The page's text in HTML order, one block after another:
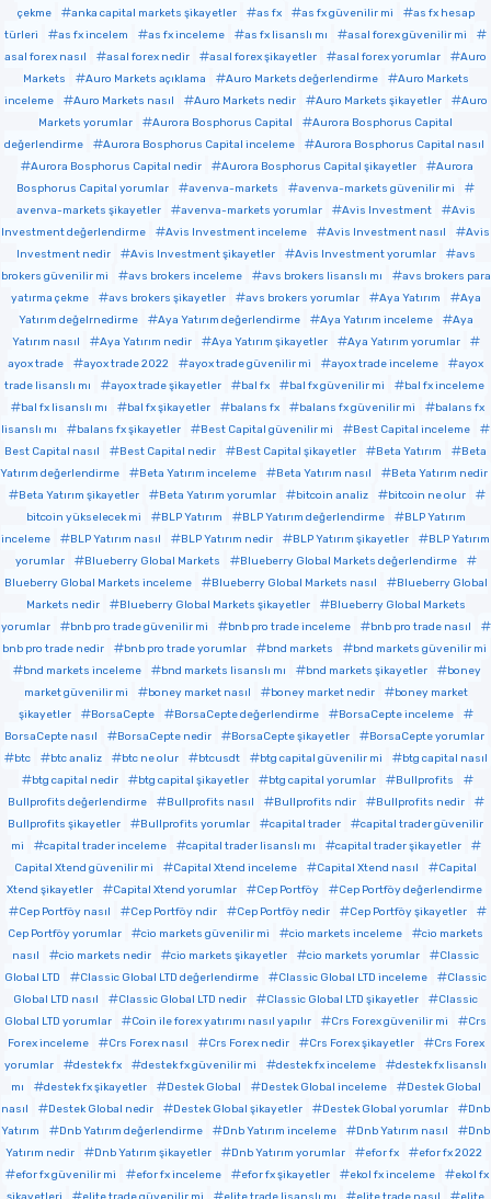
çekme
anka capital markets şikayetler as fx as fx güvenilir mi
as fx hesap
türleri
as fx incelem as fx inceleme as fx lisanslı mı
asal forex güvenilir mi
asal forex nasıl
asal forex nedir asal forex şikayetler asal forex yorumlar
Auro
Markets
Auro Markets açıklama Auro Markets değerlendirme
Auro Markets
inceleme
Auro Markets nasıl Auro Markets nedir Auro Markets şikayetler
Auro
Markets yorumlar
Aurora Bosphorus Capital
Aurora Bosphorus Capital
değerlendirme
Aurora Bosphorus Capital inceleme
Aurora Bosphorus Capital nasıl
Aurora Bosphorus Capital nedir
Aurora Bosphorus Capital şikayetler
Aurora
Bosphorus Capital yorumlar
avenva-markets
avenva-markets güvenilir mi
avenva-markets şikayetler
avenva-markets yorumlar Avis Investment
Avis
Investment değerlendirme
Avis Investment inceleme Avis Investment nasıl
Avis
Investment nedir
Avis Investment şikayetler Avis Investment yorumlar
avs
brokers güvenilir mi
avs brokers inceleme avs brokers lisanslı mı
avs brokers para
yatırma çekme
avs brokers şikayetler avs brokers yorumlar Aya Yatırım
Aya
Yatırım değelrnedirme
Aya Yatırım değerlendirme Aya Yatırım inceleme
Aya
Yatırım nasıl
Aya Yatırım nedir Aya Yatırım şikayetler
Aya Yatırım yorumlar
ayox trade
ayox trade 2022 ayox trade güvenilir mi ayox trade inceleme
ayox
trade lisanslı mı
ayox trade şikayetler bal fx bal fx güvenilir mi
bal fx inceleme
bal fx lisanslı mı
bal fx şikayetler balans fx balans fx güvenilir mi
balans fx
lisanslı mı
balans fx şikayetler Best Capital güvenilir mi
Best Capital inceleme
Best Capital nasıl
Best Capital nedir Best Capital şikayetler Beta Yatırım
Beta
Yatırım değerlendirme
Beta Yatırım inceleme Beta Yatırım nasıl
Beta Yatırım nedir
Beta Yatırım şikayetler
Beta Yatırım yorumlar bitcoin analiz
bitcoin ne olur
bitcoin yükselecek mi
BLP Yatırım BLP Yatırım değerlendirme
BLP Yatırım
inceleme
BLP Yatırım nasıl BLP Yatırım nedir BLP Yatırım şikayetler
BLP Yatırım
yorumlar
Blueberry Global Markets
Blueberry Global Markets değerlendirme
Blueberry Global Markets inceleme
Blueberry Global Markets nasıl
Blueberry Global
Markets nedir
Blueberry Global Markets şikayetler
Blueberry Global Markets
yorumlar
bnb pro trade güvenilir mi bnb pro trade inceleme
bnb pro trade nasıl
bnb pro trade nedir
bnb pro trade yorumlar bnd markets
bnd markets güvenilir mi
bnd markets inceleme
bnd markets lisanslı mı bnd markets şikayetler
boney
market güvenilir mi
boney market nasıl boney market nedir
boney market
şikayetler
BorsaCepte BorsaCepte değerlendirme
BorsaCepte inceleme
BorsaCepte nasıl
BorsaCepte nedir BorsaCepte şikayetler
BorsaCepte yorumlar
btc
btc analiz btc ne olur btcusdt btg capital güvenilir mi
btg capital nasıl
btg capital nedir
btg capital şikayetler btg capital yorumlar
Bullprofits
Bullprofits değerlendirme
Bullprofits nasıl Bullprofits ndir
Bullprofits nedir
Bullprofits şikayetler
Bullprofits yorumlar capital trader
capital trader güvenilir
mi
capital trader inceleme capital trader lisanslı mı
capital trader şikayetler
Capital Xtend güvenilir mi
Capital Xtend inceleme Capital Xtend nasıl
Capital
Xtend şikayetler
Capital Xtend yorumlar Cep Portföy
Cep Portföy değerlendirme
Cep Portföy nasıl
Cep Portföy ndir Cep Portföy nedir
Cep Portföy şikayetler
Cep Portföy yorumlar
cio markets güvenilir mi cio markets inceleme
cio markets
nasıl
cio markets nedir cio markets şikayetler cio markets yorumlar
Classic
Global LTD
Classic Global LTD değerlendirme Classic Global LTD inceleme
Classic
Global LTD nasıl
Classic Global LTD nedir Classic Global LTD şikayetler
Classic
Global LTD yorumlar
Coin ile forex yatırımı nasıl yapılır Crs Forex güvenilir mi
Crs
Forex inceleme
Crs Forex nasıl Crs Forex nedir Crs Forex şikayetler
Crs Forex
yorumlar
destek fx destek fx güvenilir mi destek fx inceleme
destek fx lisanslı
mı
destek fx şikayetler Destek Global Destek Global inceleme
Destek Global
nasıl
Destek Global nedir Destek Global şikayetler Destek Global yorumlar
Dnb
Yatırım
Dnb Yatırım değerlendirme Dnb Yatırım inceleme Dnb Yatırım nasıl
Dnb
Yatırım nedir
Dnb Yatırım şikayetler Dnb Yatırım yorumlar efor fx
efor fx 2022
efor fx güvenilir mi
efor fx inceleme efor fx şikayetler ekol fx inceleme
ekol fx